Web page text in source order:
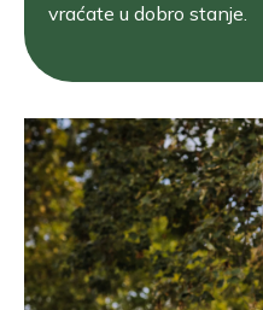
vraćate u dobro stanje.